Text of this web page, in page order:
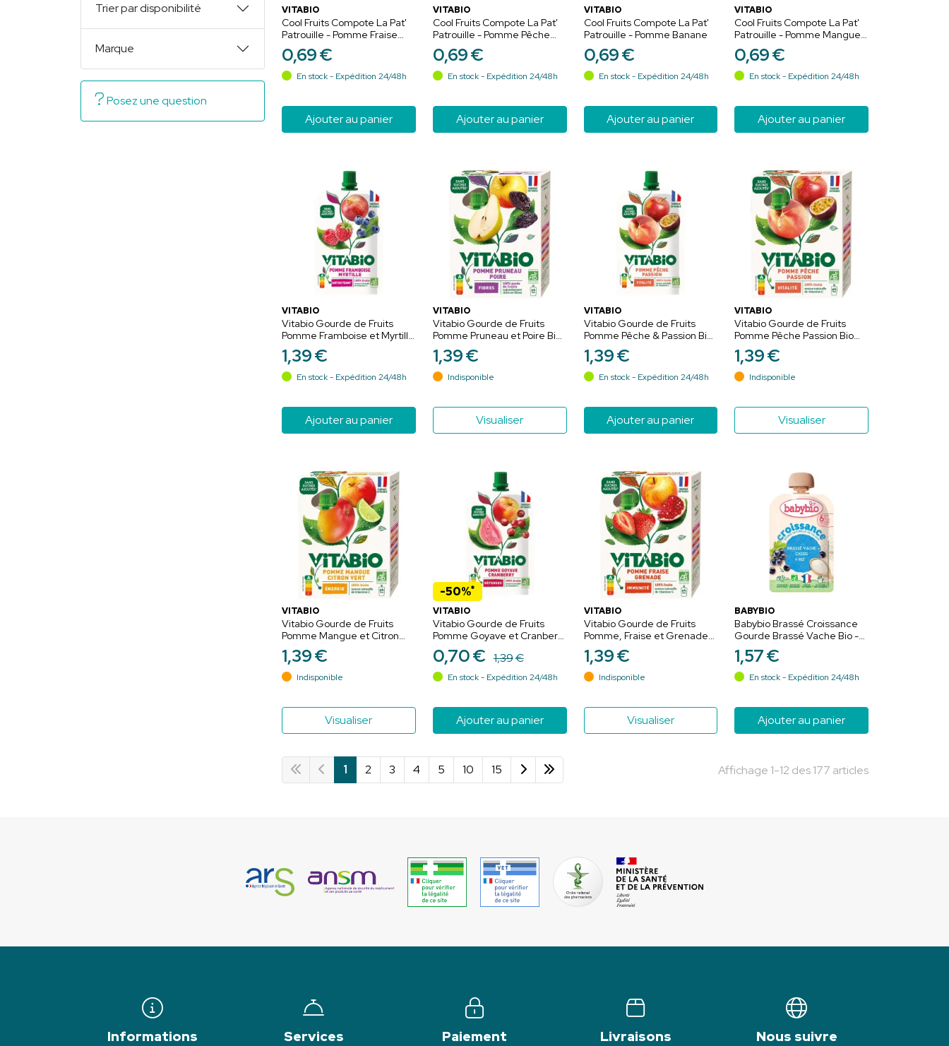
VITABIO
Cool Fruits Compote La Pat'
Patrouille - Pomme Fraise
Myrtille
0,69€
En stock - Expédition 24/48h
Ajouter au panier
VITABIO
Cool Fruits Compote La Pat'
Patrouille - Pomme Pêche
Abricot
0,69€
En stock - Expédition 24/48h
Ajouter au panier
VITABIO
Cool Fruits Compote La Pat'
Patrouille - Pomme Banane
0,69€
En stock - Expédition 24/48h
Ajouter au panier
VITABIO
Cool Fruits Compote La Pat'
Patrouille - Pomme Mangue
Ananas
0,69€
En stock - Expédition 24/48h
Ajouter au panier
VITABIO
Vitabio Gourde de Fruits
Pomme Framboise et Myrtille
Bio Sans Sucres Ajoutés -
100g
1,39€
En stock - Expédition 24/48h
Ajouter au panier
VITABIO
Vitabio Gourde de Fruits
Pomme Pruneau et Poire Bio
Sans Sucres Ajoutés - 4 x
100g
1,39€
Indisponible
Visualiser
VITABIO
Vitabio Gourde de Fruits
Pomme Pêche & Passion Bio
Sans Sucres Ajoutés - 100g
1,39€
En stock - Expédition 24/48h
Ajouter au panier
VITABIO
Vitabio Gourde de Fruits
Pomme Pêche Passion Bio
Sans Sucres Ajoutés - 4 x
100g
1,39€
Indisponible
Visualiser
VITABIO
Vitabio Gourde de Fruits
Pomme Mangue et Citron
Vert Bio Sans Sucres Ajoutés
- 4 x 100g
1,39€
Indisponible
Visualiser
-50%*
VITABIO
Vitabio Gourde de Fruits
Pomme Goyave et Cranberry
Bio Sans Sucres Ajoutés -
100g
0,70€ 1,39€
En stock - Expédition 24/48h
Ajouter au panier
VITABIO
Vitabio Gourde de Fruits
Pomme, Fraise et Grenade
Bio Sans Sucres Ajoutés - 4 x
100g
1,39€
Indisponible
Visualiser
BABYBIO
Babybio Brassé Croissance
Gourde Brassé Vache Bio -
100g - Saveur Cassis + Riz - 6
Mois et Plus
1,57€
En stock - Expédition 24/48h
Ajouter au panier
Affichage 1-12 des 177 articles
1 2 3 4 5 10 15
Trier par disponibilité
Marque
Posez une question
Informations Services Paiement Livraisons Nous suivre